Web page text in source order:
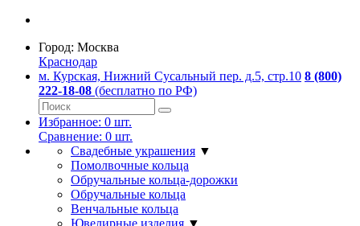
Город: Москва
Краснодар
м. Курская, Нижний Сусальный пер. д.5, стр.10 8 (800)
222-18-08 (бесплатно по РФ)
Избранное: 0 шт.
Сравнение: 0 шт.
Свадебные украшения ▼
Помолвочные кольца
Обручальные кольца-дорожки
Обручальные кольца
Венчальные кольца
Ювелирные изделия ▼